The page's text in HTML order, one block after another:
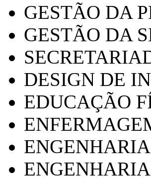
GESTÃO DA
GESTÃO DA
DESIGN DE
EDUCAÇÃO